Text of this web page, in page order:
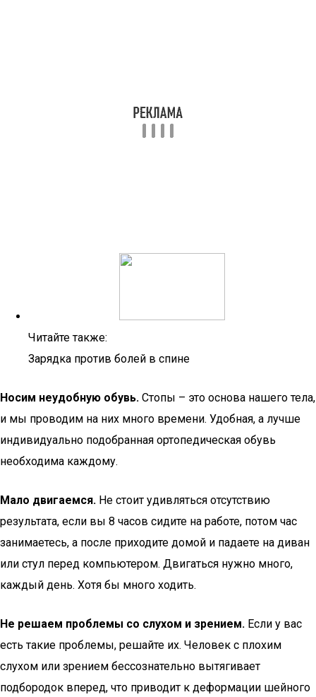
Читайте также:
Зарядка против болей в спине
Носим неудобную обувь. Стопы – это основа нашего тела,
и мы проводим на них много времени. Удобная, а лучше
индивидуально подобранная ортопедическая обувь
необходима каждому.
Мало двигаемся. Не стоит удивляться отсутствию
результата, если вы 8 часов сидите на работе, потом час
занимаетесь, а после приходите домой и падаете на диван
или стул перед компьютером. Двигаться нужно много,
каждый день. Хотя бы много ходить.
Не решаем проблемы со слухом и зрением. Если у вас
есть такие проблемы, решайте их. Человек с плохим
слухом или зрением бессознательно вытягивает
подбородок вперед, что приводит к деформации шейного